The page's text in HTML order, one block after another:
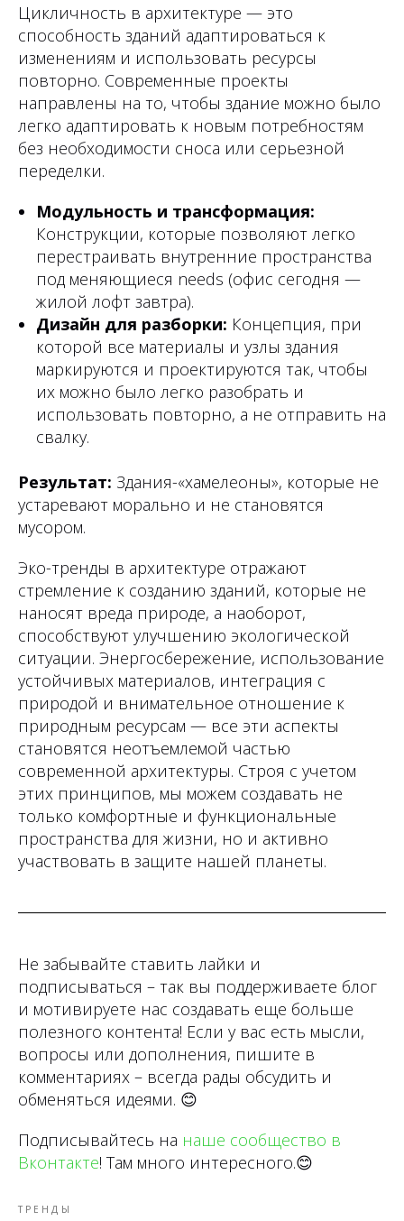
Цикличность в архитектуре — это
способность зданий адаптироваться к
изменениям и использовать ресурсы
повторно. Современные проекты
направлены на то, чтобы здание можно было
легко адаптировать к новым потребностям
без необходимости сноса или серьезной
переделки.
Модульность и трансформация:
Конструкции, которые позволяют легко
перестраивать внутренние пространства
под меняющиеся needs (офис сегодня —
жилой лофт завтра).
Дизайн для разборки: Концепция, при
которой все материалы и узлы здания
маркируются и проектируются так, чтобы
их можно было легко разобрать и
использовать повторно, а не отправить на
свалку.
Результат: Здания-«хамелеоны», которые не
устаревают морально и не становятся
мусором.
Эко-тренды в архитектуре отражают
стремление к созданию зданий, которые не
наносят вреда природе, а наоборот,
способствуют улучшению экологической
ситуации. Энергосбережение, использование
устойчивых материалов, интеграция с
природой и внимательное отношение к
природным ресурсам — все эти аспекты
становятся неотъемлемой частью
современной архитектуры. Строя с учетом
этих принципов, мы можем создавать не
только комфортные и функциональные
пространства для жизни, но и активно
участвовать в защите нашей планеты.
Не забывайте ставить лайки и
подписываться – так вы поддерживаете блог
и мотивируете нас создавать еще больше
полезного контента! Если у вас есть мысли,
вопросы или дополнения, пишите в
комментариях – всегда рады обсудить и
обменяться идеями. 😊
Подписывайтесь на наше сообщество в
Вконтакте! Там много интересного.😊
ТРЕНДЫ